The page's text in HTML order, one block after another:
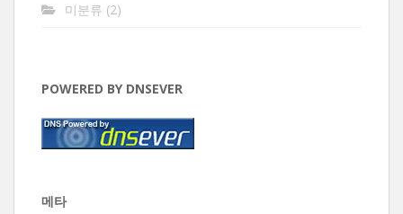
미분류 (2)
POWERED BY DNSEVER
메타